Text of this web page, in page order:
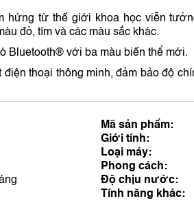
hứng từ thế giới khoa học viễn
đỏ, tím và các màu sắc khác.
Bluetooth® với ba màu biến thể mới.
thoại thông minh, đảm bảo độ
Mã sản phẩm:
Giới tính:
Loại máy:
Phong cách:
Độ chịu nước:
Tính năng khác: